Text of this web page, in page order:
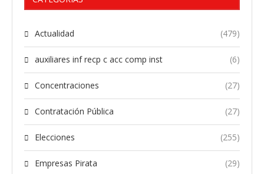
Actualidad (479)
auxiliares inf recp c acc comp inst (6)
Concentraciones (27)
Contratación Pública (27)
Elecciones (255)
Empresas Pirata (29)